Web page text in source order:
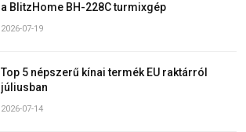
a BlitzHome BH-228C turmixgép
2026-07-19
Top 5 népszerű kínai termék EU raktárról
júliusban
2026-07-14